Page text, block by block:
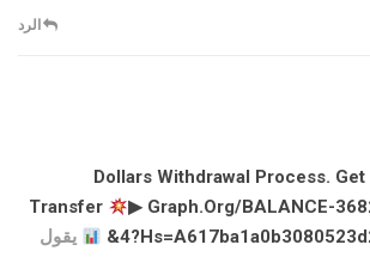
الرد
36,824.33 Dollars Withdrawal Process.
Transfer
▶ Graph.org/BALANCE-
يقول